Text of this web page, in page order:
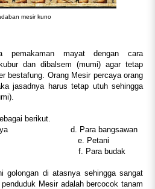
mesir kuno
pemakaman mayat dengan cara
dan dibalsem (mumi) agar tetap
bestafung. Orang Mesir percaya orang
jasadnya harus tetap utuh sehingga
berikut.
d. Para bangsawan
e. Petani
f. Para budak
golongan di atasnya sehingga sangat
Mesir adalah bercocok tanam